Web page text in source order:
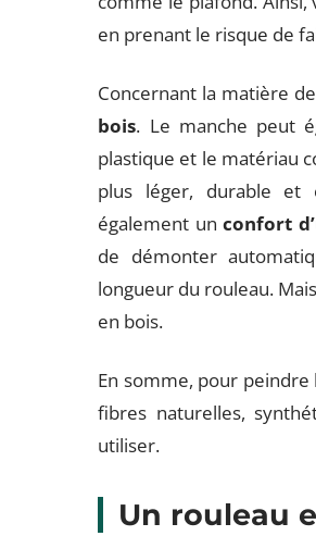
en prenant le risque de
Concernant la matière
bois. Le manche peut
plastique et le matériau
plus léger, durable et
également unconfort
de démonter
longueur du rouleau.
en bois.
En somme, pour
fibres naturelles,
utiliser.
Un rouleau